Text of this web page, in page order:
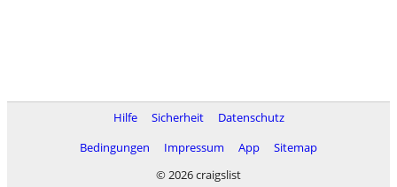
Hilfe Sicherheit
Datenschutz
Bedingungen
Impressum App
Sitemap
© 2026 craigslist